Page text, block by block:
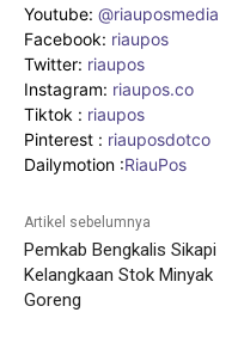
Youtube: @riauposmedia
Facebook: riaupos
Twitter: riaupos
Instagram: riaupos.co
Tiktok : riaupos
Pinterest : riauposdotco
Dailymotion :RiauPos
Artikel sebelumnya
Pemkab Bengkalis Sikapi
Kelangkaan Stok Minyak
Goreng